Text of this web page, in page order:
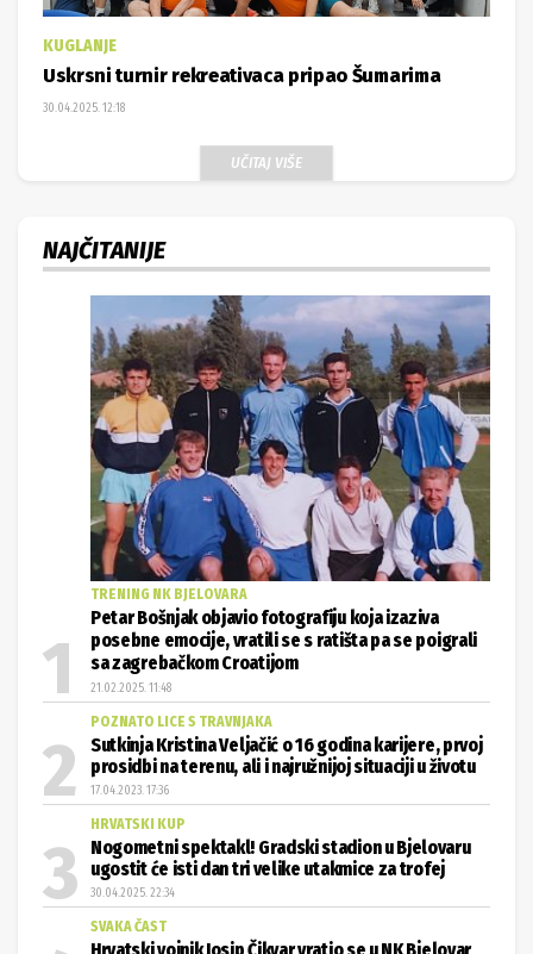
KUGLANJE
Uskrsni turnir rekreativaca pripao Šumarima
30.04.2025. 12:18
UČITAJ VIŠE
NAJČITANIJE
TRENING NK BJELOVARA
Petar Bošnjak objavio fotografiju koja izaziva
posebne emocije, vratili se s ratišta pa se poigrali
sa zagrebačkom Croatijom
21.02.2025. 11:48
POZNATO LICE S TRAVNJAKA
Sutkinja Kristina Veljačić o 16 godina karijere, prvoj
prosidbi na terenu, ali i najružnijoj situaciji u životu
17.04.2023. 17:36
HRVATSKI KUP
Nogometni spektakl! Gradski stadion u Bjelovaru
ugostit će isti dan tri velike utakmice za trofej
30.04.2025. 22:34
SVAKA ČAST